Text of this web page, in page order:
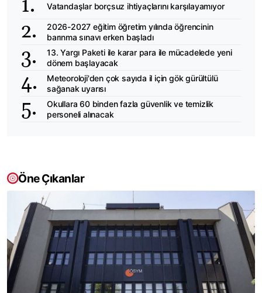
Vatandaşlar borçsuz ihtiyaçlarını karşılayamıyor
2026-2027 eğitim öğretim yılında öğrencinin
barınma sınavı erken başladı
13. Yargı Paketi ile karar para ile mücadelede yeni
dönem başlayacak
Meteoroloji'den çok sayıda il için gök gürültülü
sağanak uyarısı
Okullara 60 binden fazla güvenlik ve temizlik
personeli alınacak
Öne Çıkanlar